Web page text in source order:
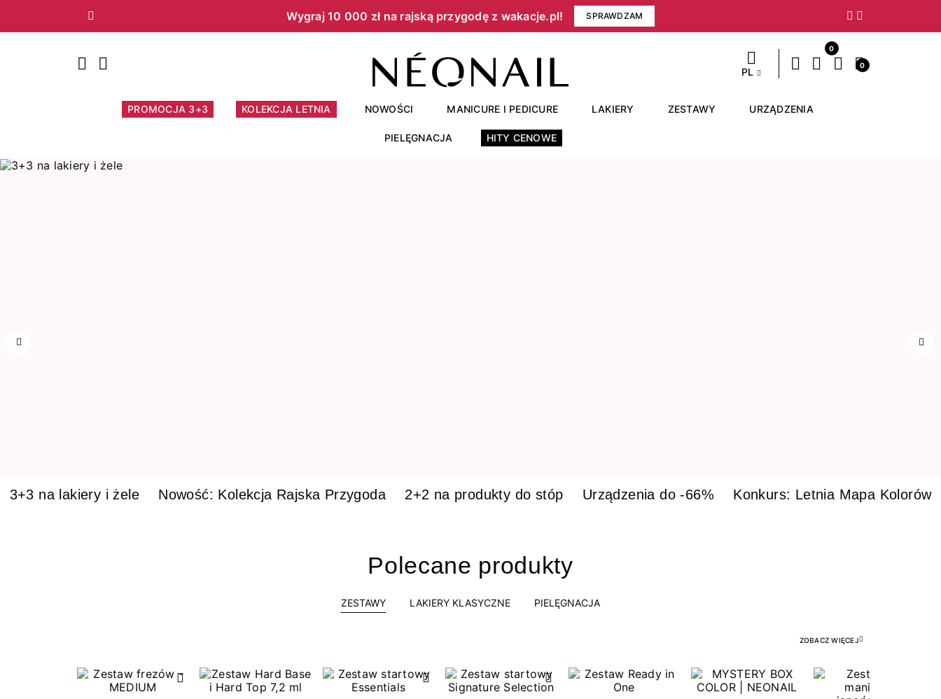
Wygraj 10 000 zł na rajską przygodę z wakacje.pl!​ SPRAWDZAM
Poprzedni Następny
PL
0
0
PROMOCJA 3+3 KOLEKCJA LETNIA NOWOŚCI MANICURE I PEDICURE LAKIERY ZESTAWY URZĄDZENIA
PIELĘGNACJA HITY CENOWE
3+3 na lakiery i żele Nowość: Kolekcja Rajska Przygoda 2+2 na produkty do stóp Urządzenia do -66% Konkurs: Letnia Mapa Kolorów
Polecane produkty
ZESTAWY LAKIERY KLASYCZNE PIELĘGNACJA
ZOBACZ WIĘCEJ